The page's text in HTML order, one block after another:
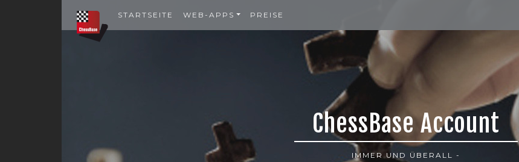
STARTSEITE WEB-APPS PREISE
ChessBase Account
IMMER UND ÜBERALL -